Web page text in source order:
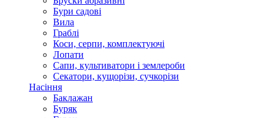
Бури садові
Вила
Граблі
Коси, серпи, комплектуючі
Лопати
Сапи, культиватори і землероби
Секатори, кущорізи, сучкорізи
Насіння
Баклажан
Буряк